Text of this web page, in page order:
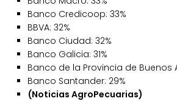
Banco Credicoop: 33%
BBVA: 32%
Banco Ciudad: 32%
Banco Galicia: 31%
Banco de la Provincia de Buenos
Banco Santander: 29%
(Noticias AgroPecuarias)